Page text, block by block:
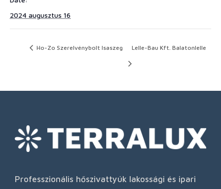
2024 augusztus 16
Ho-Zo Szerelvénybolt Isaszeg Lelle-Bau Kft. Balatonlelle
Professzionális hőszivattyúk lakossági és ipari